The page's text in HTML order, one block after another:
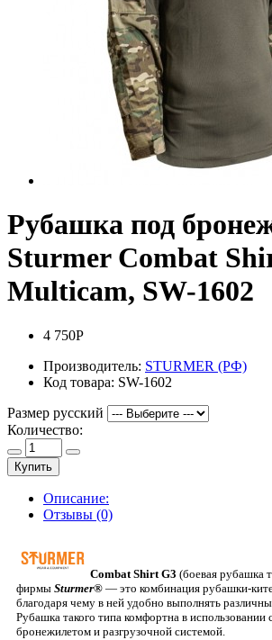
Рубашка под
Sturmer Combat
Multicam, SW-1602
4 750Р
Производитель: STURMER (РФ)
Код товара: SW-1602
Размер русский
Количество:
Купить
Описание:
Отзывы (0)
Combat Shirt G3 (боевая рубашка
фирмы Sturmer® — это комбинация рубашки-
благодаря чему в ней удобно выполнять
Рубашка такого типа комфортна в использовании
бронежилетом и разгрузочной системой.